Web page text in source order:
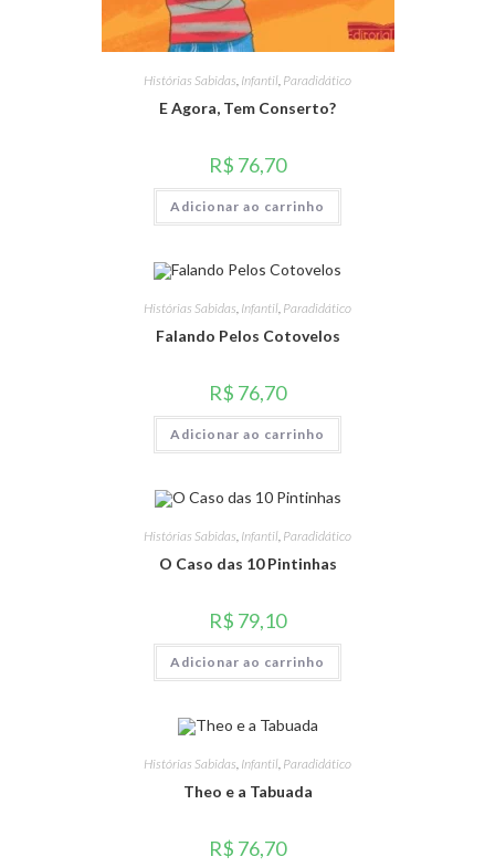
Histórias Sabidas, Infantil, Paradidático
E Agora, Tem Conserto?
R$ 76,70
Adicionar ao carrinho
Histórias Sabidas, Infantil, Paradidático
Falando Pelos Cotovelos
R$ 76,70
Adicionar ao carrinho
Histórias Sabidas, Infantil, Paradidático
O Caso das 10 Pintinhas
R$ 79,10
Adicionar ao carrinho
Histórias Sabidas, Infantil, Paradidático
Theo e a Tabuada
R$ 76,70